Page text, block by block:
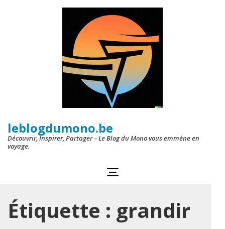
leblogdumono.be
Découvrir, Inspirer, Partager – Le Blog du Mono vous emmène en
voyage.
Étiquette : grandir